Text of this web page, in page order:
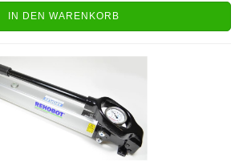
IN DEN WARENKORB